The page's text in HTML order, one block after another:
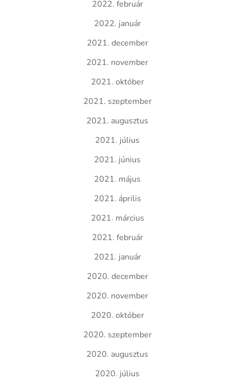
2022. február
2022. január
2021. december
2021. november
2021. október
2021. szeptember
2021. augusztus
2021. július
2021. június
2021. május
2021. április
2021. március
2021. február
2021. január
2020. december
2020. november
2020. október
2020. szeptember
2020. augusztus
2020. július